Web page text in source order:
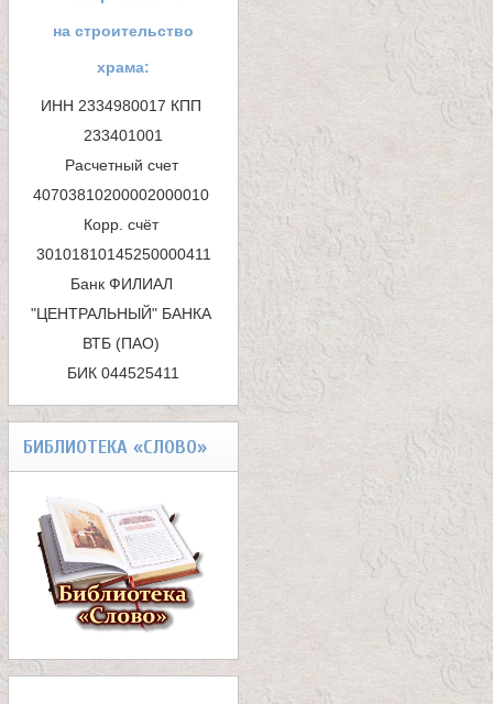
на строительство
храма:
ИНН 2334980017 КПП
233401001
Расчетный счет
40703810200002000010
Корр. счёт
Банк ФИЛИАЛ
"ЦЕНТРАЛЬНЫЙ" БАНКА
ВТБ (ПАО)
БИК 044525411
БИБЛИОТЕКА «СЛОВО»
п
о
и
с
а